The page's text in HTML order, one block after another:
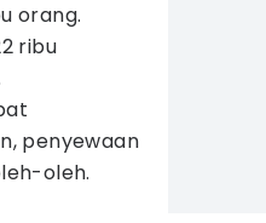
orang.
ribu
penyewaan
oleh.